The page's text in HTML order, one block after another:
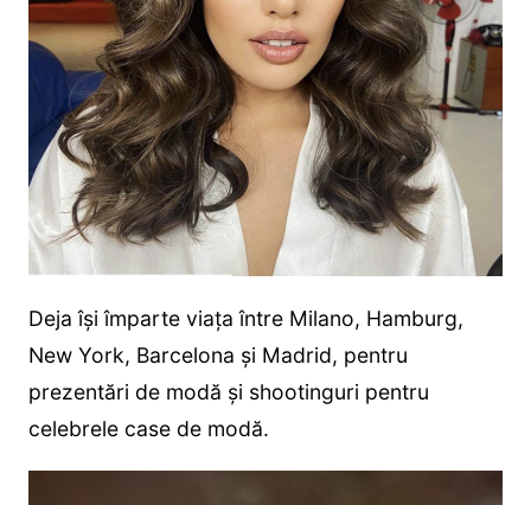
Deja își împarte viața între Milano, Hamburg,
New York, Barcelona și Madrid, pentru
prezentări de modă și shootinguri pentru
celebrele case de modă.